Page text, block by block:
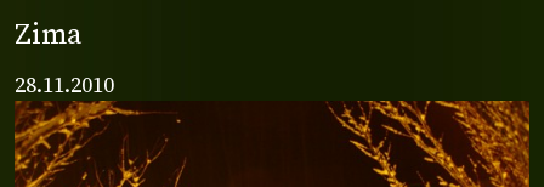
Zima
28.11.2010